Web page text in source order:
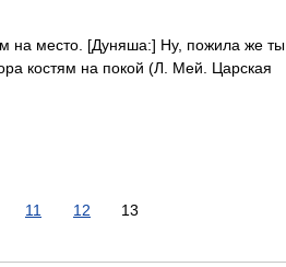
на место. [Дуняша:] Ну, пожила же ты
костям на покой (Л. Мей. Царская
11 12 13